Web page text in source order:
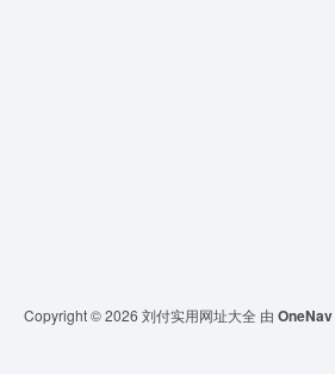
Copyright © 2026 刘付实用网址大全 由 OneNav